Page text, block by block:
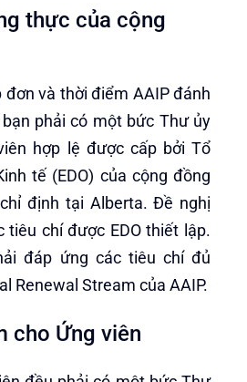
thực của cộng
và thời điểm AAIP đánh
phải có một bức Thư ủy
hợp lệ được cấp bởi Tổ
tế (EDO) của cộng đồng
định tại Alberta. Đề nghị
tiêu chí được EDO thiết lập.
đáp ứng các tiêu chí đủ
Renewal Stream của AAIP.
cho Ứng viên